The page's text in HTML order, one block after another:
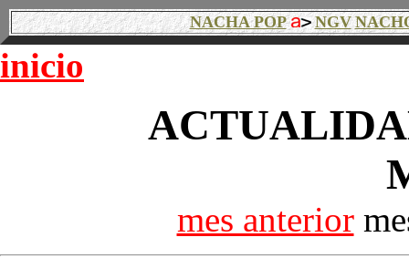
NACHA POP NGV
inicio
mes anterior